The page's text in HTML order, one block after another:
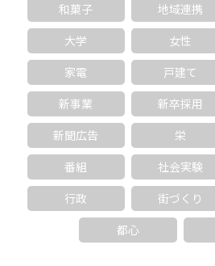
和菓子
地域連携
大学
女性
家電
戸建て
新事業
新卒採用
新聞広告
栄
番組
社会実験
行政
街づくり
都心